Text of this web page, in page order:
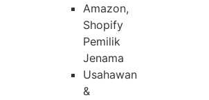
Amazon,
Shopify
Pemilik
Jenama
Usahawan
&